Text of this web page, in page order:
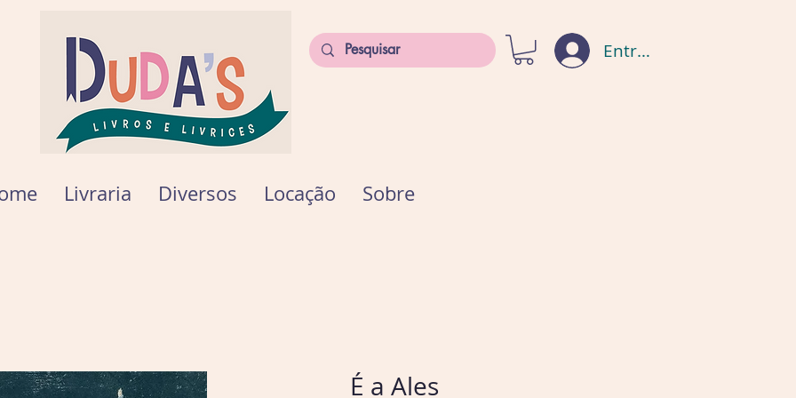
Entrar
Livraria Diversos Locação Sobre
É a Ales